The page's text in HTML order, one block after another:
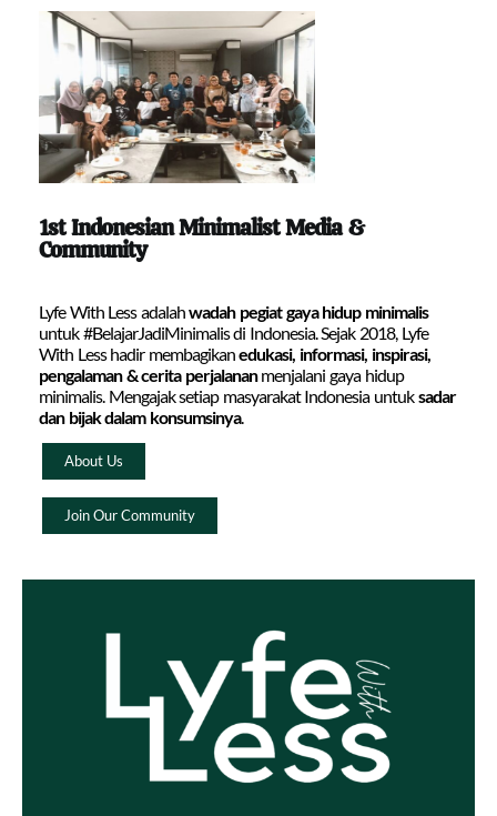
1st Indonesian Minimalist Media &
Community
Lyfe With Less adalahwadah pegiat gaya hidup minimalis
untuk #BelajarJadiMinimalis di Indonesia. Sejak 2018, Lyfe
With Less hadir membagikanedukasi, informasi, inspirasi,
pengalaman & cerita perjalananmenjalani gaya hidup
minimalis. Mengajak setiap masyarakat Indonesia untuksadar
dan bijak dalam konsumsinya.
About Us
Join Our Community